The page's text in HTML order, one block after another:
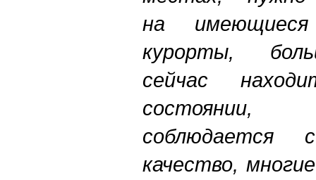
на имеющиеся
курорты,
сейчас
состоянии,
соблюдается
качество,